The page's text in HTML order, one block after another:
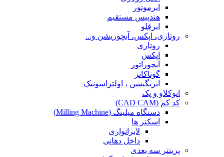
ایرموتور
هندپیس مستقیم
ایرفلو
روتاری، اپکس، آبچوریشن و...
روتاری
اپکس
آبچوراتور
گوتاکاتر
ایریگیشن ، اولتراسونیک
اتوکلاو و پک
کد کم (CAD CAM)
دستگاه میلینگ (Milling Machine)
اسکنر ها
لابراتواری
داخل دهانی
پرینتر سه بعدی